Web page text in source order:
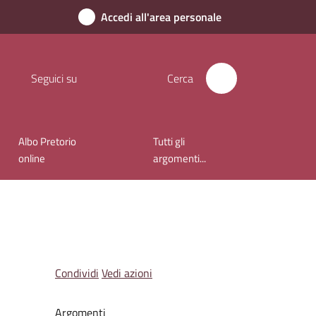
Accedi all'area personale
Seguici su Cerca
Albo Pretorio
online
Tutti gli
argomenti...
Condividi Vedi azioni
Argomenti